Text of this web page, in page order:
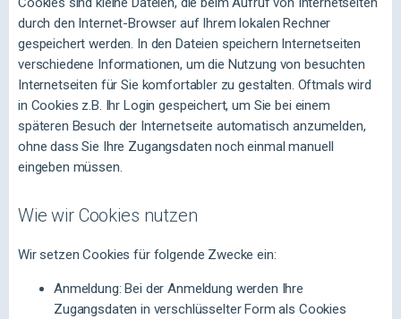
durch den Internet-Browser auf Ihrem lokalen Rechner
gespeichert werden. In den Dateien speichern Internetseiten
verschiedene Informationen, um die Nutzung von besuchten
Internetseiten für Sie komfortabler zu gestalten. Oftmals wird
in Cookies z.B. Ihr Login gespeichert, um Sie bei einem
späteren Besuch der Internetseite automatisch anzumelden,
ohne dass Sie Ihre Zugangsdaten noch einmal manuell
eingeben müssen.
Wie wir Cookies nutzen
Wir setzen Cookies für folgende Zwecke ein:
Anmeldung: Bei der Anmeldung werden Ihre
Zugangsdaten in verschlüsselter Form als Cookies